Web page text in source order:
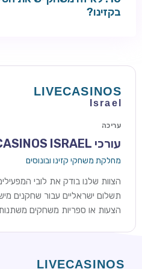
חינם על ההפקדות
בקזינו?
פרסים עליונים עסיסיים יותר
קלושים יותר להנחית אותם
עריכה
עורכי LIVE CASINOS ISRAEL
מחלקת משחקי קזינו ובונוסים
הצוות שלנו בודק את לובי
תשלום ישראליים עבור שחקנים
הצעות או ספריות משחקים